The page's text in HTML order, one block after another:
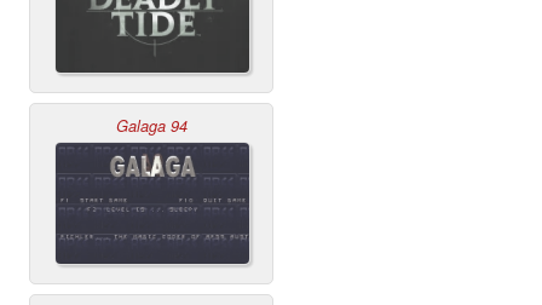
Galaga 94